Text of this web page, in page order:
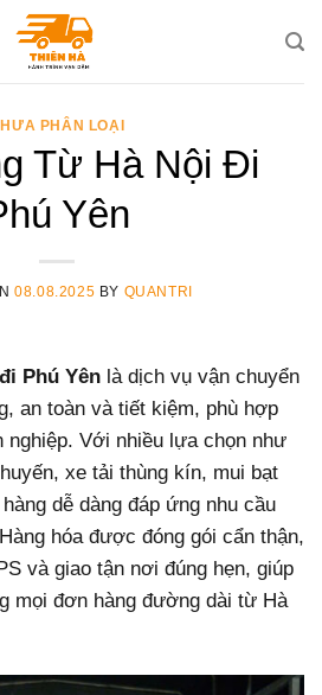
PHÂN LOẠI
Từ Hà Nội Đi
Yên
08.08.2025 BY QUANTRI
Phú Yên là dịch vụ vận chuyển
an toàn và tiết kiệm, phù hợp
nghiệp. Với nhiều lựa chọn như
xe tải thùng kín, mui bạt
dễ dàng đáp ứng nhu cầu
hóa được đóng gói cẩn thận,
và giao tận nơi đúng hẹn, giúp
mọi đơn hàng đường dài từ Hà